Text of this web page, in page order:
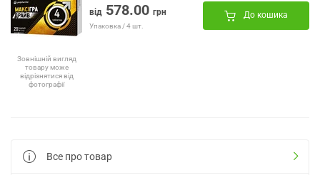
Зовнішній вигляд
товару може
відрізнятися від
фотографії
від 578.00 грн
Упаковка / 4 шт.
До кошика
Все про товар